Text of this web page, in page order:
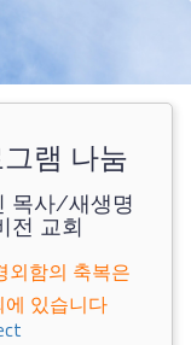
램 나눔
목사/새생명
전 교회
외함의 축복은
에 있습니다